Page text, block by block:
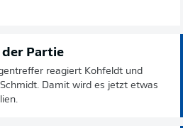
der Partie
reagiert Kohfeldt und
Damit wird es jetzt etwas